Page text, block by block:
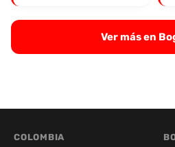
Ver más en
COLOMBIA